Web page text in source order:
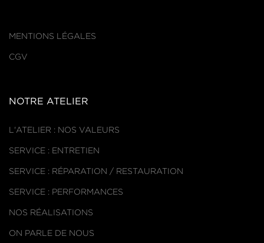
MENTIONS LÉGALES
CGV
NOTRE ATELIER
L'ATELIER : NOS VALEURS
SERVICE : ENTRETIEN
SERVICE : RÉPARATION / RESTAURATION
SERVICE : PERFORMANCES
NOS RÉALISATIONS
ON PARLE DE NOUS